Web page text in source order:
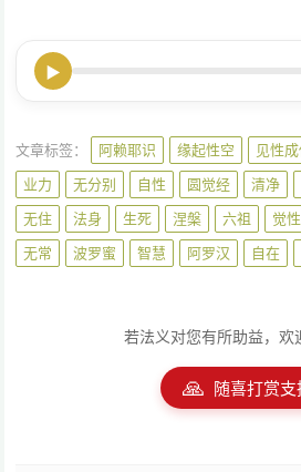
▶
文章标签： 阿赖耶识 缘起性空 见性
业力
无分别 自性 圆觉经 清净
无住
法身 生死 涅槃 六祖 觉性
无常
波罗蜜 智慧 阿罗汉 自在
若法义对您有所助益，欢
🙏 随喜打赏支